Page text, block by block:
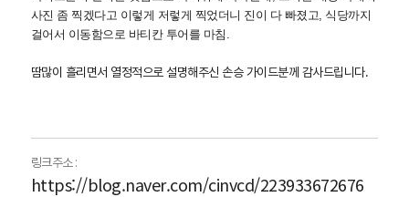
사진 좀 찍겠다고 이렇게 저렇게 찍었더니 진이 다 빠졌고, 식당까지
걸어서 이동함으로 바티칸 투어를 마침.
땀많이 흘리면서 열정적으로 설명해주신 손승 가이드분께 감사드립니다.
링크주소 :
https://blog.naver.com/cinvcd/223933672676